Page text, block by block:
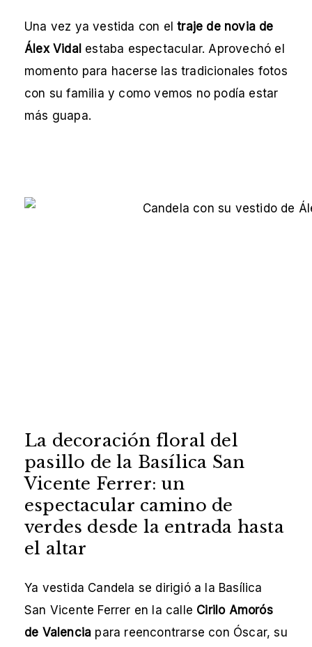
Una vez ya vestida con eltraje de novia de
Álex Vidal estaba espectacular. Aprovechó el
momento para hacerse las tradicionales fotos
con su familia y como vemos no podía estar
más guapa.
La decoración floral del
pasillo de la Basílica San
Vicente Ferrer: un
espectacular camino de
verdes desde la entrada hasta
el altar
Ya vestida Candela se dirigió a la Basílica
San Vicente Ferrer en la calle Cirilo Amorós
de Valencia para reencontrarse con Óscar, su